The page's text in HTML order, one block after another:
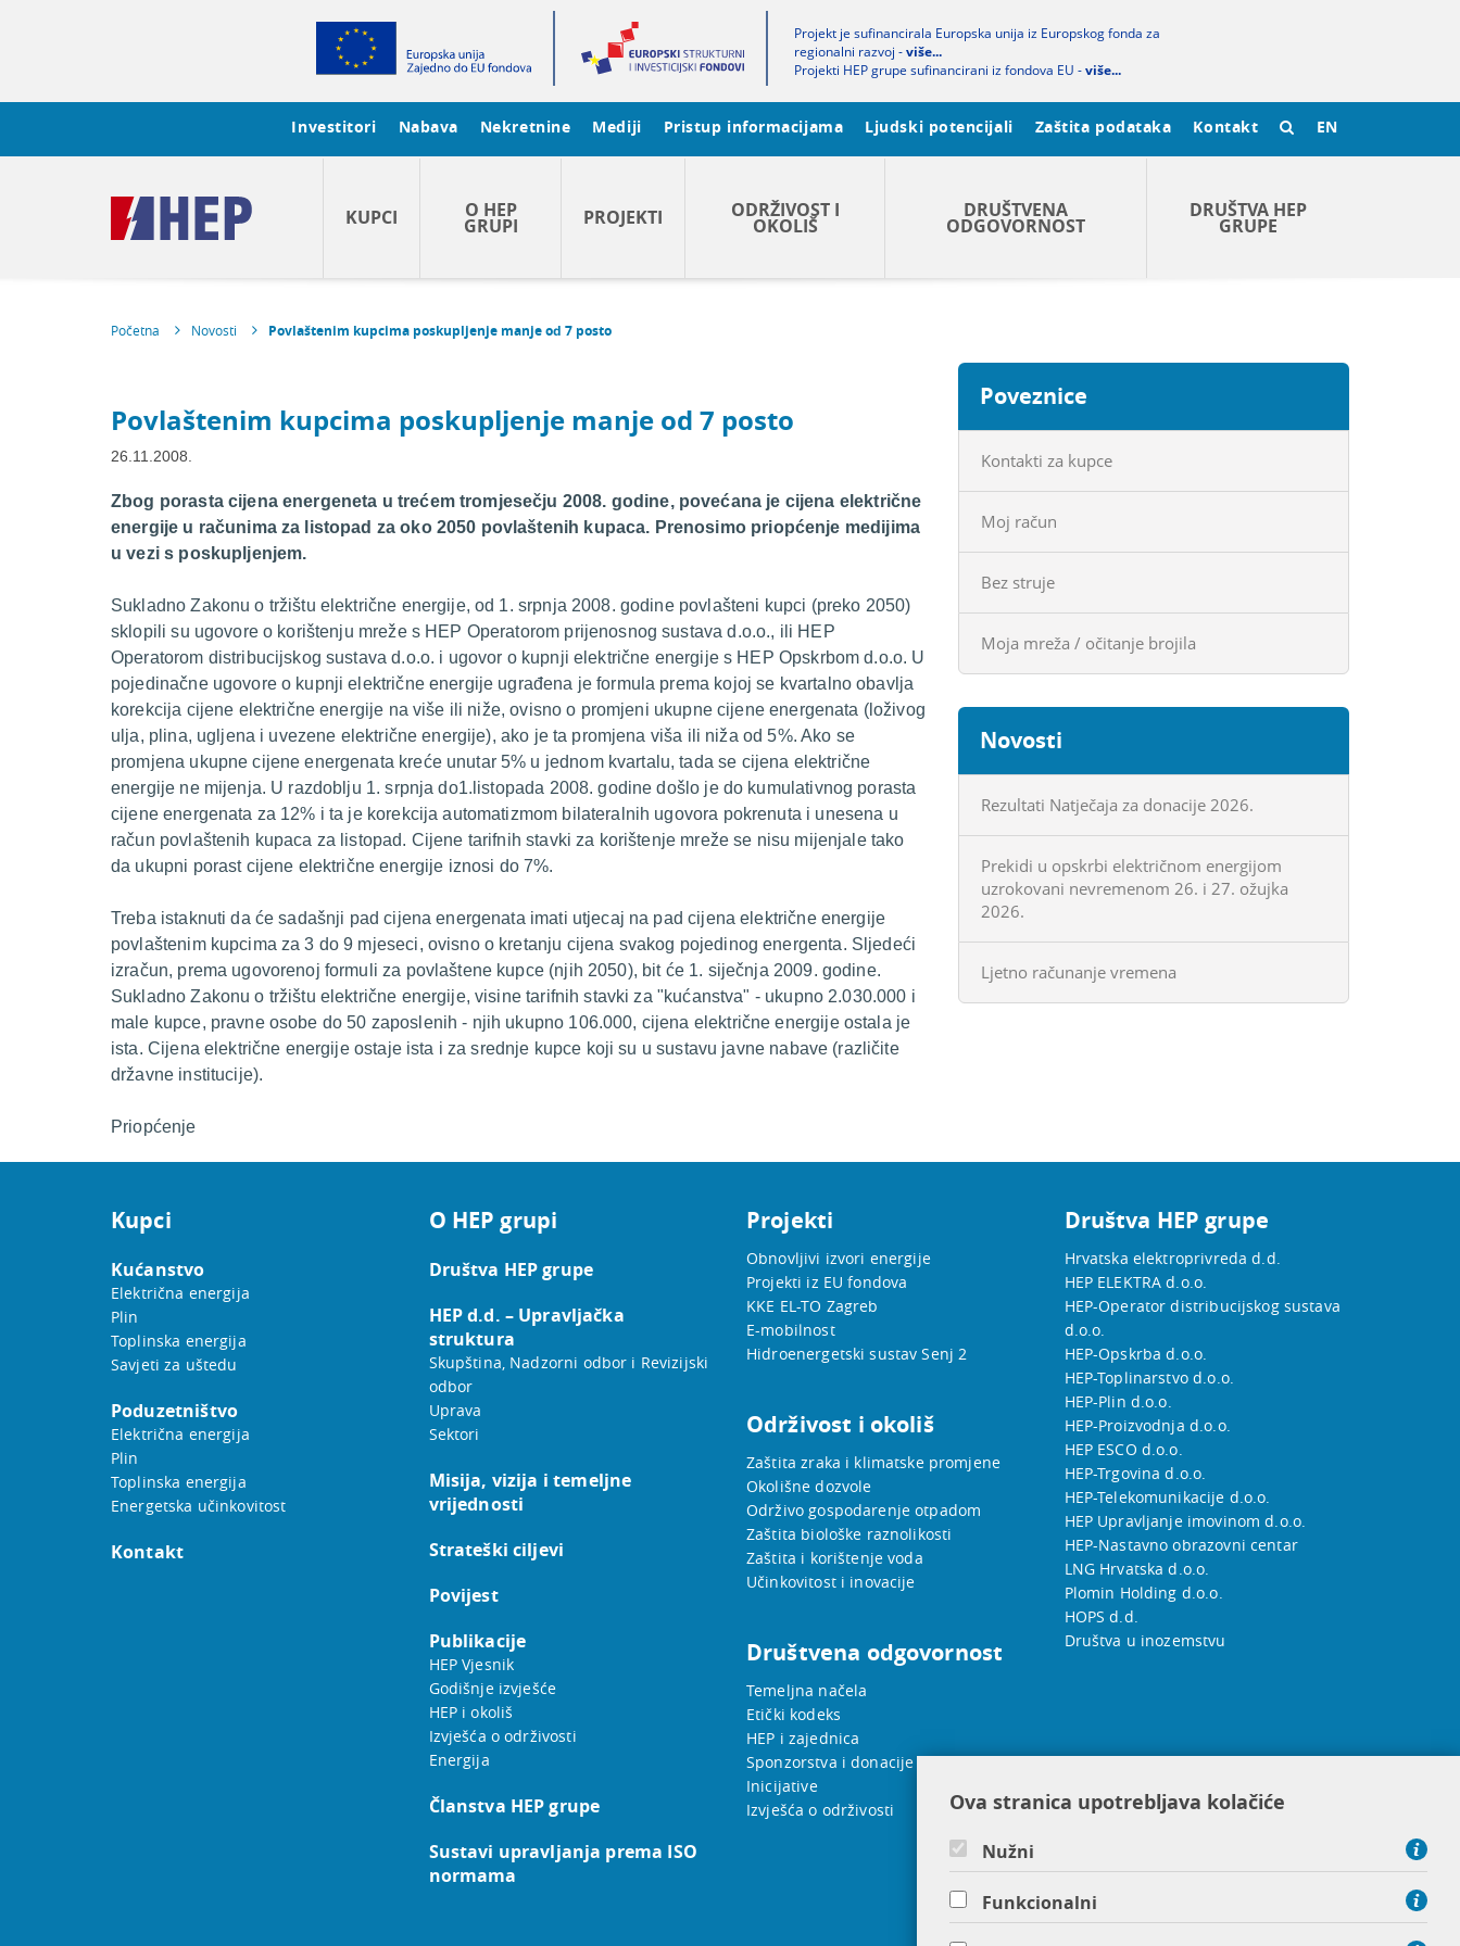
Projekt je sufinancirala Europska unija iz Europskog fonda za
regionalni razvoj -više...
Projekti HEP grupe sufinancirani iz fondova EU -više...
Investitori Nabava Nekretnine Mediji Pristup informacijama Ljudski potencijali Zaštita podataka Kontakt EN
KUPCI O HEP
GRUPI PROJEKTI ODRŽIVOST I
OKOLIŠ
DRUŠTVENA
ODGOVORNOST
DRUŠTVA HEP
GRUPE
Početna Novosti Povlaštenim kupcima poskupljenje manje od 7 posto
Povlaštenim kupcima poskupljenje manje od 7 posto
26.11.2008.
Zbog porasta cijena energeneta u trećem tromjesečju 2008. godine, povećana je cijena električne
energije u računima za listopad za oko 2050 povlaštenih kupaca. Prenosimo priopćenje medijima
u vezi s poskupljenjem.
Sukladno Zakonu o tržištu električne energije, od 1. srpnja 2008. godine povlašteni kupci (preko 2050)
sklopili su ugovore o korištenju mreže s HEP Operatorom prijenosnog sustava d.o.o., ili HEP
Operatorom distribucijskog sustava d.o.o. i ugovor o kupnji električne energije s HEP Opskrbom d.o.o. U
pojedinačne ugovore o kupnji električne energije ugrađena je formula prema kojoj se kvartalno obavlja
korekcija cijene električne energije na više ili niže, ovisno o promjeni ukupne cijene energenata (loživog
ulja, plina, ugljena i uvezene električne energije), ako je ta promjena viša ili niža od 5%. Ako se
promjena ukupne cijene energenata kreće unutar 5% u jednom kvartalu, tada se cijena električne
energije ne mijenja. U razdoblju 1. srpnja do1.listopada 2008. godine došlo je do kumulativnog porasta
cijene energenata za 12% i ta je korekcija automatizmom bilateralnih ugovora pokrenuta i unesena u
račun povlaštenih kupaca za listopad. Cijene tarifnih stavki za korištenje mreže se nisu mijenjale tako
da ukupni porast cijene električne energije iznosi do 7%.
Treba istaknuti da će sadašnji pad cijena energenata imati utjecaj na pad cijena električne energije
povlaštenim kupcima za 3 do 9 mjeseci, ovisno o kretanju cijena svakog pojedinog energenta. Sljedeći
izračun, prema ugovorenoj formuli za povlaštene kupce (njih 2050), bit će 1. siječnja 2009. godine.
Sukladno Zakonu o tržištu električne energije, visine tarifnih stavki za "kućanstva" - ukupno 2.030.000 i
male kupce, pravne osobe do 50 zaposlenih - njih ukupno 106.000, cijena električne energije ostala je
ista. Cijena električne energije ostaje ista i za srednje kupce koji su u sustavu javne nabave (različite
državne institucije).
Priopćenje
Poveznice
Kontakti za kupce
Moj račun
Bez struje
Moja mreža / očitanje brojila
Novosti
Rezultati Natječaja za donacije 2026.
Prekidi u opskrbi električnom energijom
uzrokovani nevremenom 26. i 27. ožujka
2026.
Ljetno računanje vremena
Kupci
Kućanstvo
Električna energija
Plin
Toplinska energija
Savjeti za uštedu
Poduzetništvo
Električna energija
Plin
Toplinska energija
Energetska učinkovitost
Kontakt
O HEP grupi
Društva HEP grupe
HEP d.d. – Upravljačka
struktura
Skupština, Nadzorni odbor i Revizijski
odbor
Uprava
Sektori
Misija, vizija i temeljne
vrijednosti
Strateški ciljevi
Povijest
Publikacije
HEP Vjesnik
Godišnje izvješće
HEP i okoliš
Izvješća o održivosti
Energija
Članstva HEP grupe
Sustavi upravljanja prema ISO
normama
Projekti
Obnovljivi izvori energije
Projekti iz EU fondova
KKE EL-TO Zagreb
E-mobilnost
Hidroenergetski sustav Senj 2
Održivost i okoliš
Zaštita zraka i klimatske promjene
Okolišne dozvole
Održivo gospodarenje otpadom
Zaštita biološke raznolikosti
Zaštita i korištenje voda
Učinkovitost i inovacije
Društvena odgovornost
Temeljna načela
Etički kodeks
HEP i zajednica
Sponzorstva i donacije
Inicijative
Izvješća o održivosti
Društva HEP grupe
Hrvatska elektroprivreda d.d.
HEP ELEKTRA d.o.o.
HEP-Operator distribucijskog sustava
d.o.o.
HEP-Opskrba d.o.o.
HEP-Toplinarstvo d.o.o.
HEP-Plin d.o.o.
HEP-Proizvodnja d.o.o.
HEP ESCO d.o.o.
HEP-Trgovina d.o.o.
HEP-Telekomunikacije d.o.o.
HEP Upravljanje imovinom d.o.o.
HEP-Nastavno obrazovni centar
LNG Hrvatska d.o.o.
Plomin Holding d.o.o.
HOPS d.d.
Društva u inozemstvu
Ova stranica upotrebljava kolačiće
Nužni
Funkcionalni